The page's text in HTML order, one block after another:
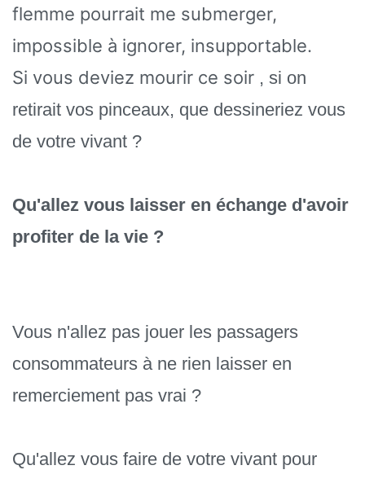
flemme pourrait me submerger,
impossible à ignorer, insupportable.
Si vous deviez mourir ce soir , si on
retirait vos pinceaux, que dessineriez vous
de votre vivant ?
Qu'allez vous laisser en échange d'avoir
profiter de la vie ?
Vous n'allez pas jouer les passagers
consommateurs à ne rien laisser en
remerciement pas vrai ?
Qu'allez vous faire de votre vivant pour